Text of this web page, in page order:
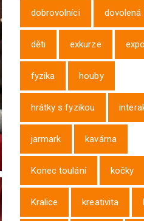
dobrovolníci dovolená
děti exkurze
fyzika houby
hrátky s fyzikou
jarmark kavárna
Konec toulání kočky
Kralice kreativita